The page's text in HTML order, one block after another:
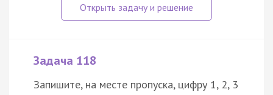
Задача 118
Запишите, на месте пропуска, цифру 1, 2, 3